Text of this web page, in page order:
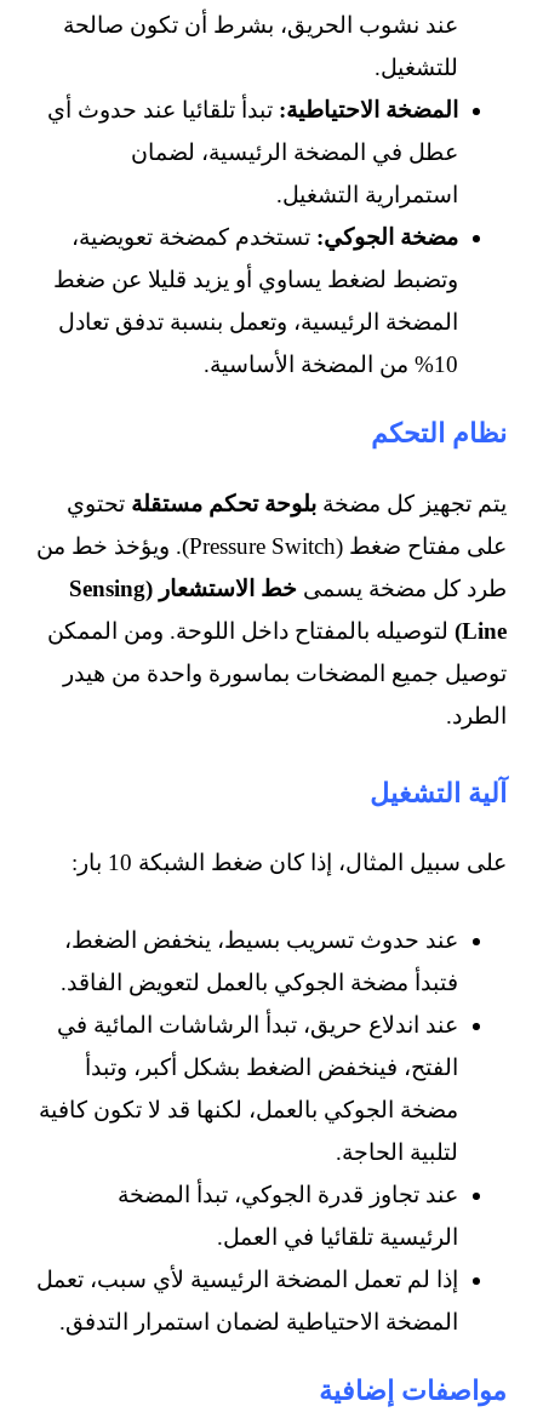
عند نشوب الحريق، بشرط أن تكون صالحة
للتشغيل.
المضخة الاحتياطية: تبدأ تلقائيا عند حدوث أي
عطل في المضخة الرئيسية، لضمان
استمرارية التشغيل.
مضخة الجوكي: تستخدم كمضخة تعويضية،
وتضبط لضغط يساوي أو يزيد قليلا عن ضغط
المضخة الرئيسية، وتعمل بنسبة تدفق تعادل
10% من المضخة الأساسية.
نظام التحكم
يتم تجهيز كل مضخة بلوحة تحكم مستقلة تحتوي
على مفتاح ضغط (Pressure Switch). ويؤخذ خط من
طرد كل مضخة يسمى
خط الاستشعار (Sensing
Line)
لتوصيله بالمفتاح داخل اللوحة. ومن الممكن
توصيل جميع المضخات بماسورة واحدة من هيدر
الطرد.
آلية التشغيل
على سبيل المثال، إذا كان ضغط الشبكة 10 بار:
عند حدوث تسريب بسيط، ينخفض الضغط،
فتبدأ مضخة الجوكي بالعمل لتعويض الفاقد.
عند اندلاع حريق، تبدأ الرشاشات المائية في
الفتح، فينخفض الضغط بشكل أكبر، وتبدأ
مضخة الجوكي بالعمل، لكنها قد لا تكون كافية
لتلبية الحاجة.
عند تجاوز قدرة الجوكي، تبدأ المضخة
الرئيسية تلقائيا في العمل.
إذا لم تعمل المضخة الرئيسية لأي سبب، تعمل
المضخة الاحتياطية لضمان استمرار التدفق.
مواصفات إضافية